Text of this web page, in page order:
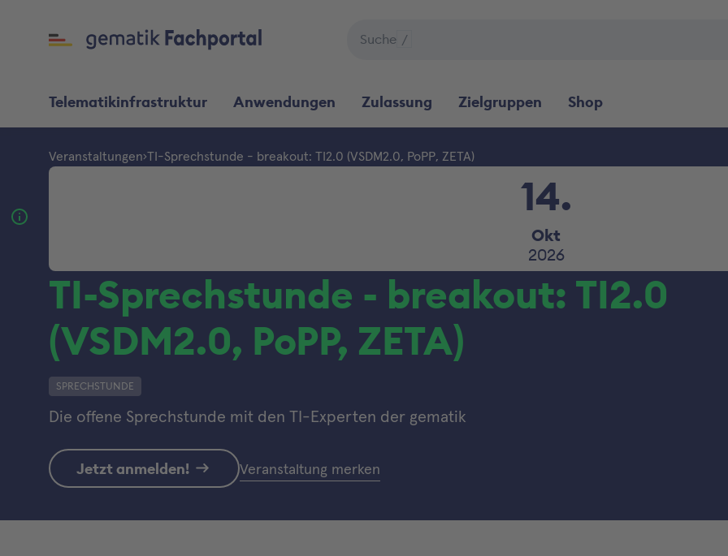
Suche /
Telematikinfrastruktur Anwendungen Zulassung Zielgruppen Shop
Veranstaltungen TI-Sprechstunde - breakout: TI2.0 (VSDM2.0, PoPP, ZETA)
14.
Okt
2026
TI-Sprechstunde - breakout: TI2.0
(VSDM2.0, PoPP, ZETA)
SPRECHSTUNDE
Die offene Sprechstunde mit den TI-Experten der gematik
Jetzt anmelden! Veranstaltung merken